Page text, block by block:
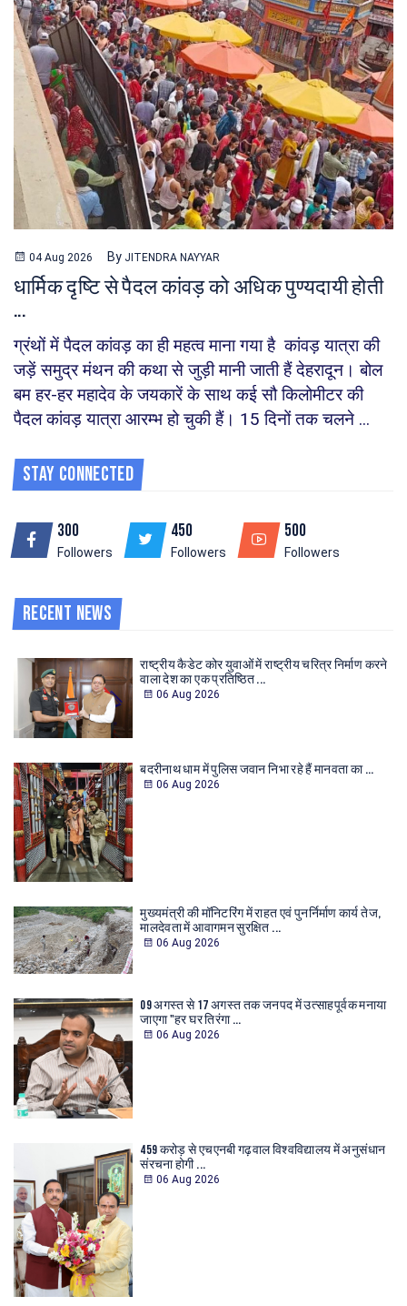
04 Aug 2026 By JITENDRA NAYYAR
धार्मिक दृष्टि से पैदल कांवड़ को अधिक पुण्यदायी होती
...
ग्रंथों में पैदल कांवड़ का ही महत्व माना गया है कांवड़ यात्रा की
जड़ें समुद्र मंथन की कथा से जुड़ी मानी जाती हैं देहरादून। बोल
बम हर-हर महादेव के जयकारें के साथ कई सौ किलोमीटर की
पैदल कांवड़ यात्रा आरम्भ हो चुकी हैं। 15 दिनों तक चलने ...
Stay Connected
300
Followers
450
Followers
500
Followers
Recent News
राष्ट्रीय कैडेट कोर युवाओं में राष्ट्रीय चरित्र निर्माण करने
वाला देश का एक प्रतिष्ठित ...
06 Aug 2026
बदरीनाथ धाम में पुलिस जवान निभा रहे हैं मानवता का ...
06 Aug 2026
मुख्यमंत्री की मॉनिटरिंग में राहत एवं पुनर्निर्माण कार्य तेज,
मालदेवता में आवागमन सुरक्षित ...
06 Aug 2026
09 अगस्त से 17 अगस्त तक जनपद में उत्साहपूर्वक मनाया
जाएगा "हर घर तिरंगा ...
06 Aug 2026
459 करोड़ से एचएनबी गढ़वाल विश्वविद्यालय में अनुसंधान
संरचना होगी ...
06 Aug 2026